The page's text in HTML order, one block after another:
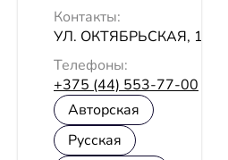
Контакты:
УЛ. ОКТЯБРЬСКАЯ, 19
Телефоны:
+375 (44) 553-77-00
Авторская
Русская